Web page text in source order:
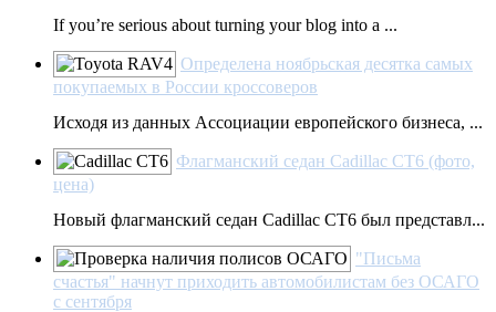
If you’re serious about turning your blog into a ...
Определена ноябрьская десятка самых
покупаемых в России кроссоверов
Исходя из данных Ассоциации европейского бизнеса, ...
Флагманский седан Cadillac CT6 (фото,
цена)
Новый флагманский седан Cadillac CT6 был представл...
"Письма
счастья" начнут приходить автомобилистам без ОСАГО
с сентября